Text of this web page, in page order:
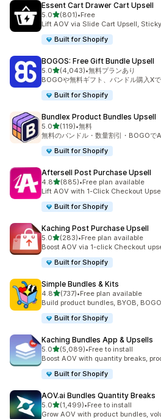
Essent Cart Drawer Cart Upsell
5.05つ星中
(801)
合計レビュー数：801件
•Free
Lift AOV via Slide Cart Upsell,
Built for Shopify
BOGOS: Free Gift Bundle Upsell
5.05つ星中
(4,043)
合計レビュー数：4043件
•無料プランあり
BOGOや無料ギフト、バンドル購入X
Built for Shopify
Bundlex Product Bundles Upsell
5.05つ星中
(119)
合計レビュー数：119件
•無料
無料のバンドル・数量割引・BOGOで
Built for Shopify
Aftersell Post Purchase Upsell
4.85つ星中
(885)
合計レビュー数：885件
•Free plan available
Lift AOV with 1-Click Checkout
Built for Shopify
Kaching Post Purchase Upsell
5.05つ星中
(283)
合計レビュー数：283件
•Free plan available
Boost AOV via 1-click Checkout
Built for Shopify
Simple Bundles & Kits
4.85つ星中
(737)
合計レビュー数：737件
•Free plan available
Build product bundles, BYOB,
Built for Shopify
Kaching Bundles App & Upsells
5.05つ星中
(5,089)
合計レビュー数：5089件
•Free to install
Boost AOV with quantity breaks,
Built for Shopify
AOV.ai Bundles Quantity Breaks
5.05つ星中
(1,499)
合計レビュー数：1499件
•Free to install
Grow AOV with product bundles,